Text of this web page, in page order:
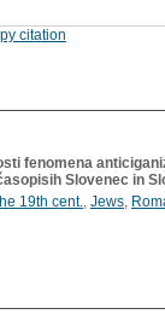
citation
fenomena
Slovenec in
19th cent., Jews,